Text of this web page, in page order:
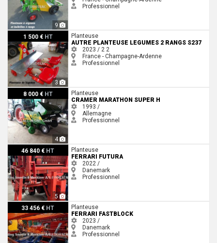
9
Professionnel
1 500 € HT
3
Autre PLANTEUSE LEGUMES 2 RANGS S237
Planteuse
AUTRE PLANTEUSE LEGUMES 2 RANGS S237
2023 / 2 2
France - Champagne-Ardenne
Professionnel
8 000 € HT
4
Cramer Marathon Super HPlanteuse
CRAMER MARATHON SUPER H
1993 /
Allemagne
Professionnel
46 840 € HT
5
Ferrari Futura
Planteuse
FERRARI FUTURA
2022 /
Danemark
Professionnel
33 456 € HT
Ferrari Fastblock
Planteuse
FERRARI FASTBLOCK
2023 /
Danemark
Professionnel